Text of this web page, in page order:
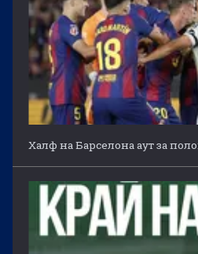
Халф на Барселона аут за